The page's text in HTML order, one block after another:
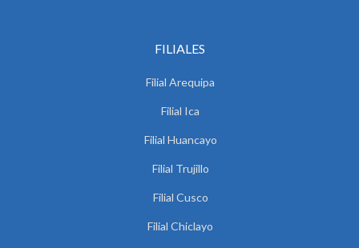
FILIALES
Filial Arequipa
Filial Ica
Filial Huancayo
Filial Trujillo
Filial Cusco
Filial Chiclayo